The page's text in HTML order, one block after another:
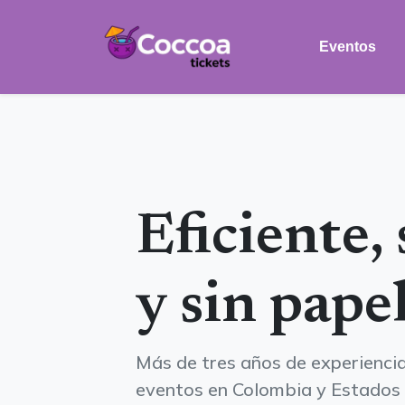
Eventos
Eficiente,
y sin
Más de tres años de
eventos en Colombia y Estados